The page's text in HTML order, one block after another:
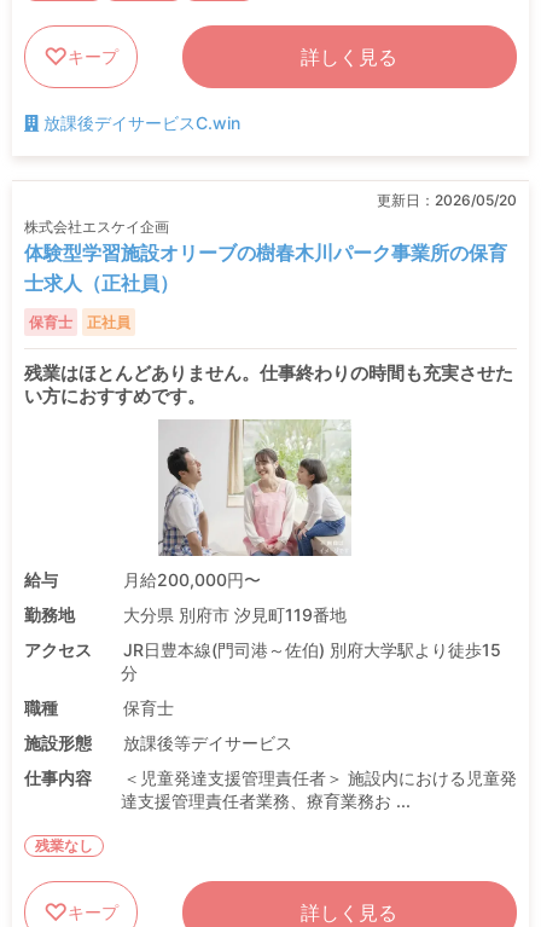
キープ 詳しく見る
放課後デイサービスC.win
更新日： 2026/05/20
株式会社エスケイ企画
体験型学習施設オリーブの樹春木川パーク事業所の保育
士求人（正社員）
保育士 正社員
残業はほとんどありません。仕事終わりの時間も充実させた
い方におすすめです。
給与
月給200,000円〜
勤務地
大分県 別府市 汐見町119番地
アクセス
JR日豊本線(門司港～佐伯) 別府大学駅より徒歩15
分
職種
保育士
施設形態
放課後等デイサービス
仕事内容
＜児童発達支援管理責任者＞ 施設内における児童発
達支援管理責任者業務、療育業務お ...
残業なし
キープ 詳しく見る